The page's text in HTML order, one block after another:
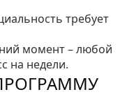
требует
момент – любой
на недели.